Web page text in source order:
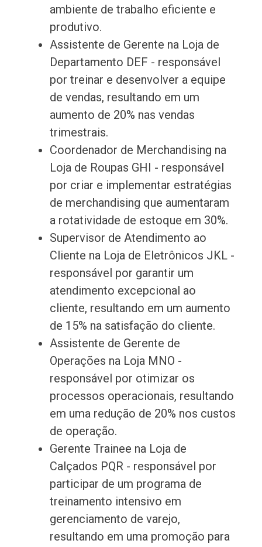
ambiente de trabalho eficiente e
produtivo.
Assistente de Gerente na Loja de
Departamento DEF - responsável
por treinar e desenvolver a equipe
de vendas, resultando em um
aumento de 20% nas vendas
trimestrais.
Coordenador de Merchandising na
Loja de Roupas GHI - responsável
por criar e implementar estratégias
de merchandising que aumentaram
a rotatividade de estoque em 30%.
Supervisor de Atendimento ao
Cliente na Loja de Eletrônicos JKL -
responsável por garantir um
atendimento excepcional ao
cliente, resultando em um aumento
de 15% na satisfação do cliente.
Assistente de Gerente de
Operações na Loja MNO -
responsável por otimizar os
processos operacionais, resultando
em uma redução de 20% nos custos
de operação.
Gerente Trainee na Loja de
Calçados PQR - responsável por
participar de um programa de
treinamento intensivo em
gerenciamento de varejo,
resultando em uma promoção para